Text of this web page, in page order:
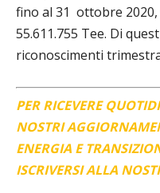
fino al 31 ottobre
55.611.755 Tee. Di
riconoscimenti
PER RICEVERE
NOSTRI
ENERGIA E
ISCRIVERSI ALLA